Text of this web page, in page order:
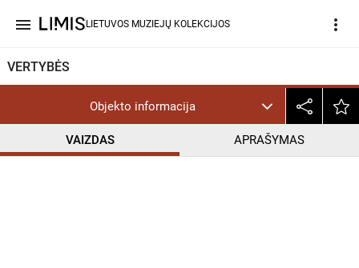
menu LIETUVOS MUZIEJŲ KOLEKCIJOS more_vert
VERTYBĖS
Objekto informacija
VAIZDAS APRAŠYMAS
CC BY-NC-ND